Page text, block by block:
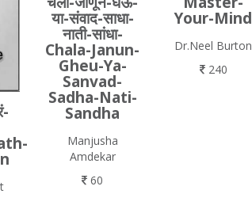
या-संवाद-साधा-
नाती-सांधा-
Chala-Janun-
Gheu-Ya-
Sanvad-
Sadha-Nati-
Sandha
Manjusha
Amdekar
60
Your-Mind
Dr.Neel Burton
240